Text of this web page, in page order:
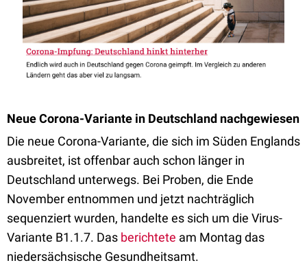
Neue Corona-Variante in Deutschland nachgewiesen
Die neue Corona-Variante, die sich im Süden Englands
ausbreitet, ist offenbar auch schon länger in
Deutschland unterwegs. Bei Proben, die Ende
November entnommen und jetzt nachträglich
sequenziert wurden, handelte es sich um die Virus-
Variante B1.1.7. Das berichtete am Montag das
niedersächsische Gesundheitsamt.